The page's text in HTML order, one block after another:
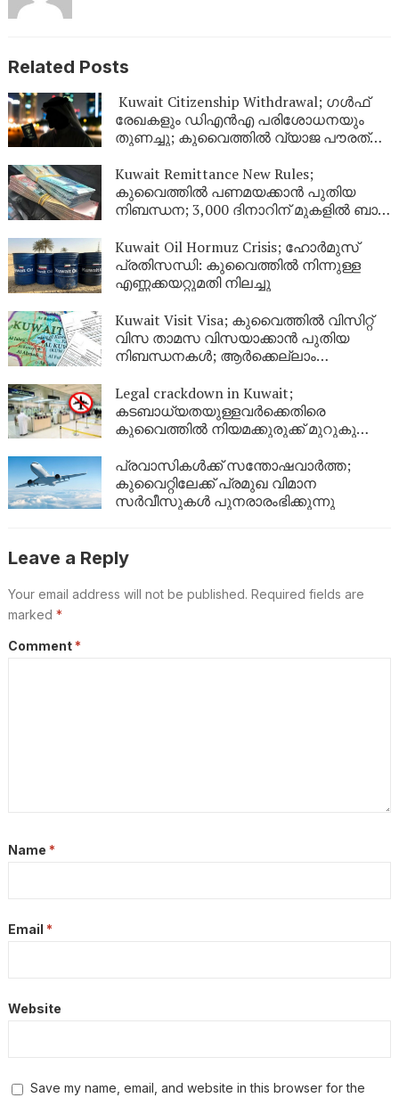
Related Posts
Kuwait Citizenship Withdrawal; ഗൾഫ്
രേഖകളും ഡിഎൻഎ പരിശോധനയും
തുണച്ചു; കുവൈത്തിൽ വ്യാജ പൗരത്വം
Kuwait Remittance New Rules;
കുവൈത്തിൽ പണമയക്കാൻ പുതിയ
നിബന്ധന; 3,000 ദിനാറിന് മുകളിൽ ബാങ്ക്
Kuwait Oil Hormuz Crisis; ഹോർമുസ്
പ്രതിസന്ധി: കുവൈത്തിൽ നിന്നുള്ള
എണ്ണക്കയറ്റുമതി നിലച്ചു
Kuwait Visit Visa; കുവൈത്തിൽ വിസിറ്റ്
വിസ താമസ വിസയാക്കാൻ പുതിയ
നിബന്ധനകൾ; ആർക്കെല്ലാം
Legal crackdown in Kuwait;
കടബാധ്യതയുള്ളവർക്കെതിരെ
കുവൈത്തിൽ നിയമക്കുരുക്ക് മുറുകുന്നു;
യാത്രാവിലക്ക്
പ്രവാസികൾക്ക് സന്തോഷവാർത്ത;
കുവൈറ്റിലേക്ക് പ്രമുഖ വിമാന
സർവീസുകൾ പുനരാരംഭിക്കുന്നു
Leave a Reply
Your email address will not be published. Required fields are
marked *
Comment *
Name *
Email *
Website
Save my name, email, and website in this browser for the